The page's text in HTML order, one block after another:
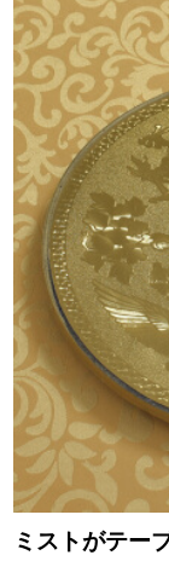
ルとテーブルの組み
合わせリビング大理
石テーブル316焼き
テーブル+6椅子
ミストがテー